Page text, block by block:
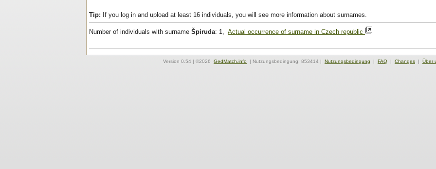
Tip: If you log in and upload at least 16 individuals, you will see more information about surnames.
Number of individuals with surname Špiruda: 1, Actual occurrence of surname in Czech republic
Version 0.54 | ©2026 GedMatch.info | Nutzungsbedingung: 853414 | Nutzungsbedingung | FAQ | Changes | Über